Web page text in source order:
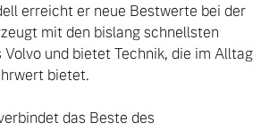
erreicht er neue Bestwerte bei der
mit den bislang schnellsten
Volvo und bietet Technik, die im Alltag
bietet.
das Beste des